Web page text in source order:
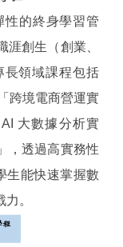
性的終身學習管
創生（創業、
長領域課程包括
跨境電商營運實
大數據分析實
，透過高實務性
生能快速掌握數
。